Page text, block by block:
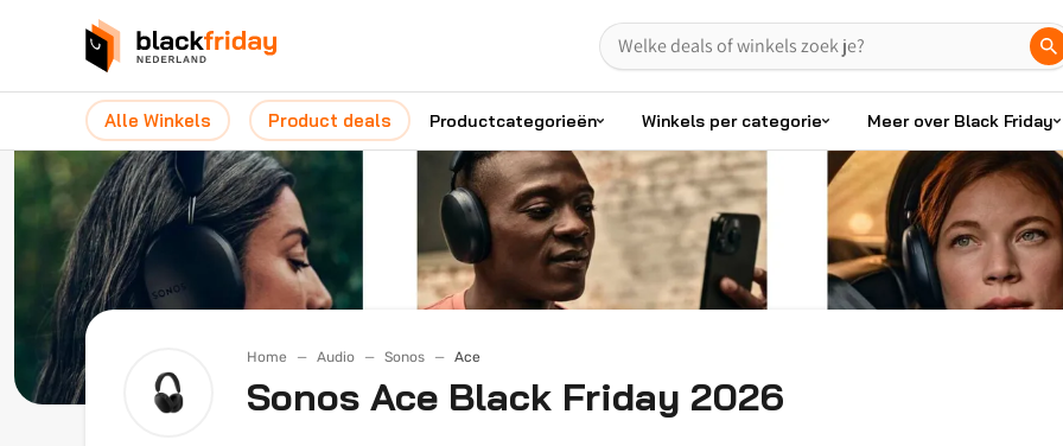
Alle Winkels Product deals Productcategorieën Winkels per categorie Meer over Black Friday
Home Audio Sonos Ace
Sonos Ace Black Friday 2026